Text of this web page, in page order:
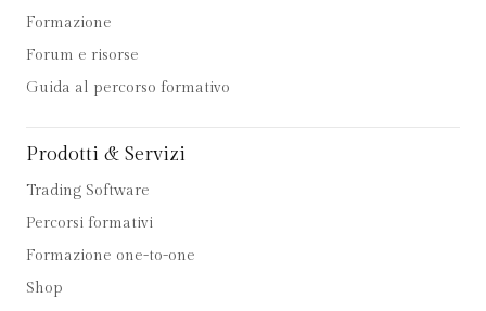
Formazione
Forum e risorse
Guida al percorso formativo
Prodotti & Servizi
Trading Software
Percorsi formativi
Formazione one-to-one
Shop